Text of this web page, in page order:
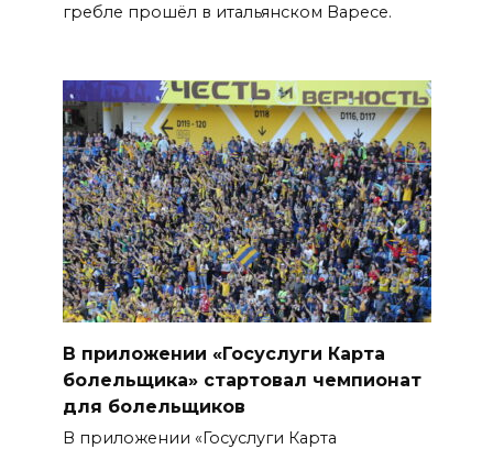
гребле прошёл в итальянском Варесе.
В приложении «Госуслуги Карта
болельщика» стартовал чемпионат
для болельщиков
В приложении «Госуслуги Карта